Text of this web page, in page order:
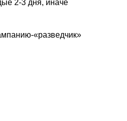
2-3 дня, иначе
«разведчик»